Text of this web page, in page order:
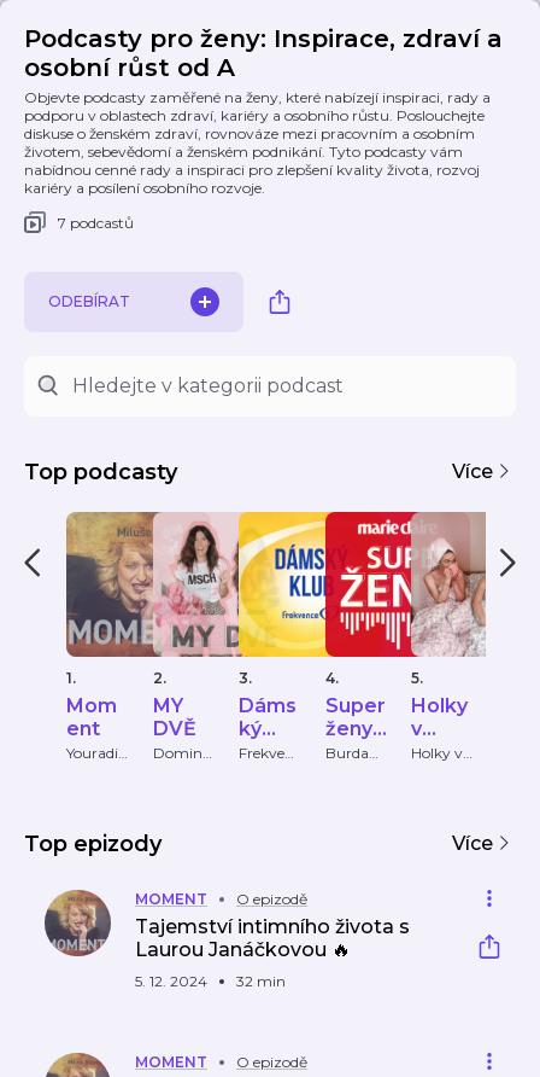
Podcasty pro ženy: Inspirace, zdraví a
osobní růst od A
Objevte podcasty zaměřené na ženy, které nabízejí inspiraci, rady a
podporu v oblastech zdraví, kariéry a osobního růstu. Poslouchejte
diskuse o ženském zdraví, rovnováze mezi pracovním a osobním
životem, sebevědomí a ženském podnikání. Tyto podcasty vám
nabídnou cenné rady a inspiraci pro zlepšení kvality života, rozvoj
kariéry a posílení osobního rozvoje.
7 podcastů
ODEBÍRAT
Top podcasty Více
1.
Mom
ent
Youradio
2.
MY
DVĚ
Dominik
Zavřelov
á
3.
Dáms
ký
klub
Frekven
4.
Super
ženy
Marie
Burda
5.
Holky
v
čokol
Holky v
Top epizody Více
MOMENT O epizodě
Tajemství intimního života s
Laurou Janáčkovou 🔥
5. 12. 2024 32 min
MOMENT O epizodě